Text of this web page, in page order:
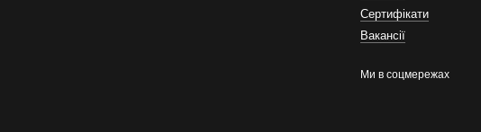
Сертифікати
Вакансії
Ми в соцмережах